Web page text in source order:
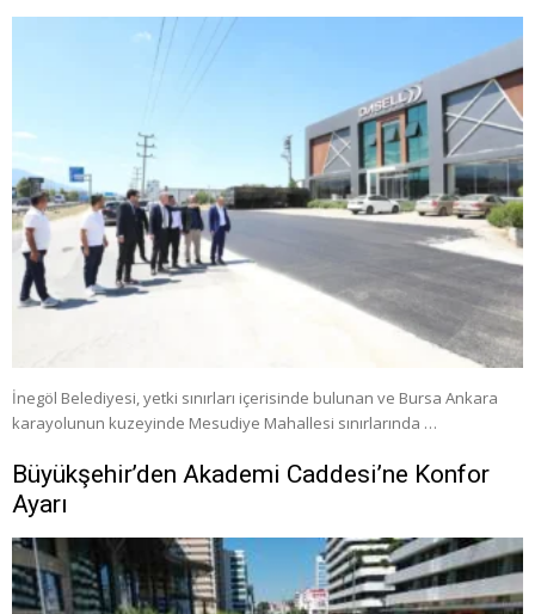
İnegöl Belediyesi, yetki sınırları içerisinde bulunan ve Bursa Ankara
karayolunun kuzeyinde Mesudiye Mahallesi sınırlarında …
Büyükşehir’den Akademi Caddesi’ne Konfor
Ayarı